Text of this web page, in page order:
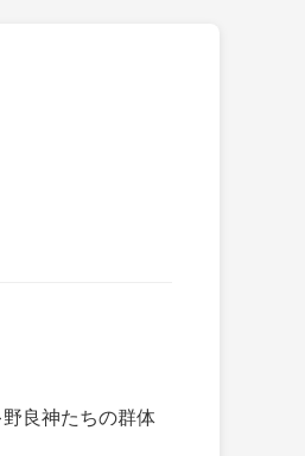
良神たちの群体